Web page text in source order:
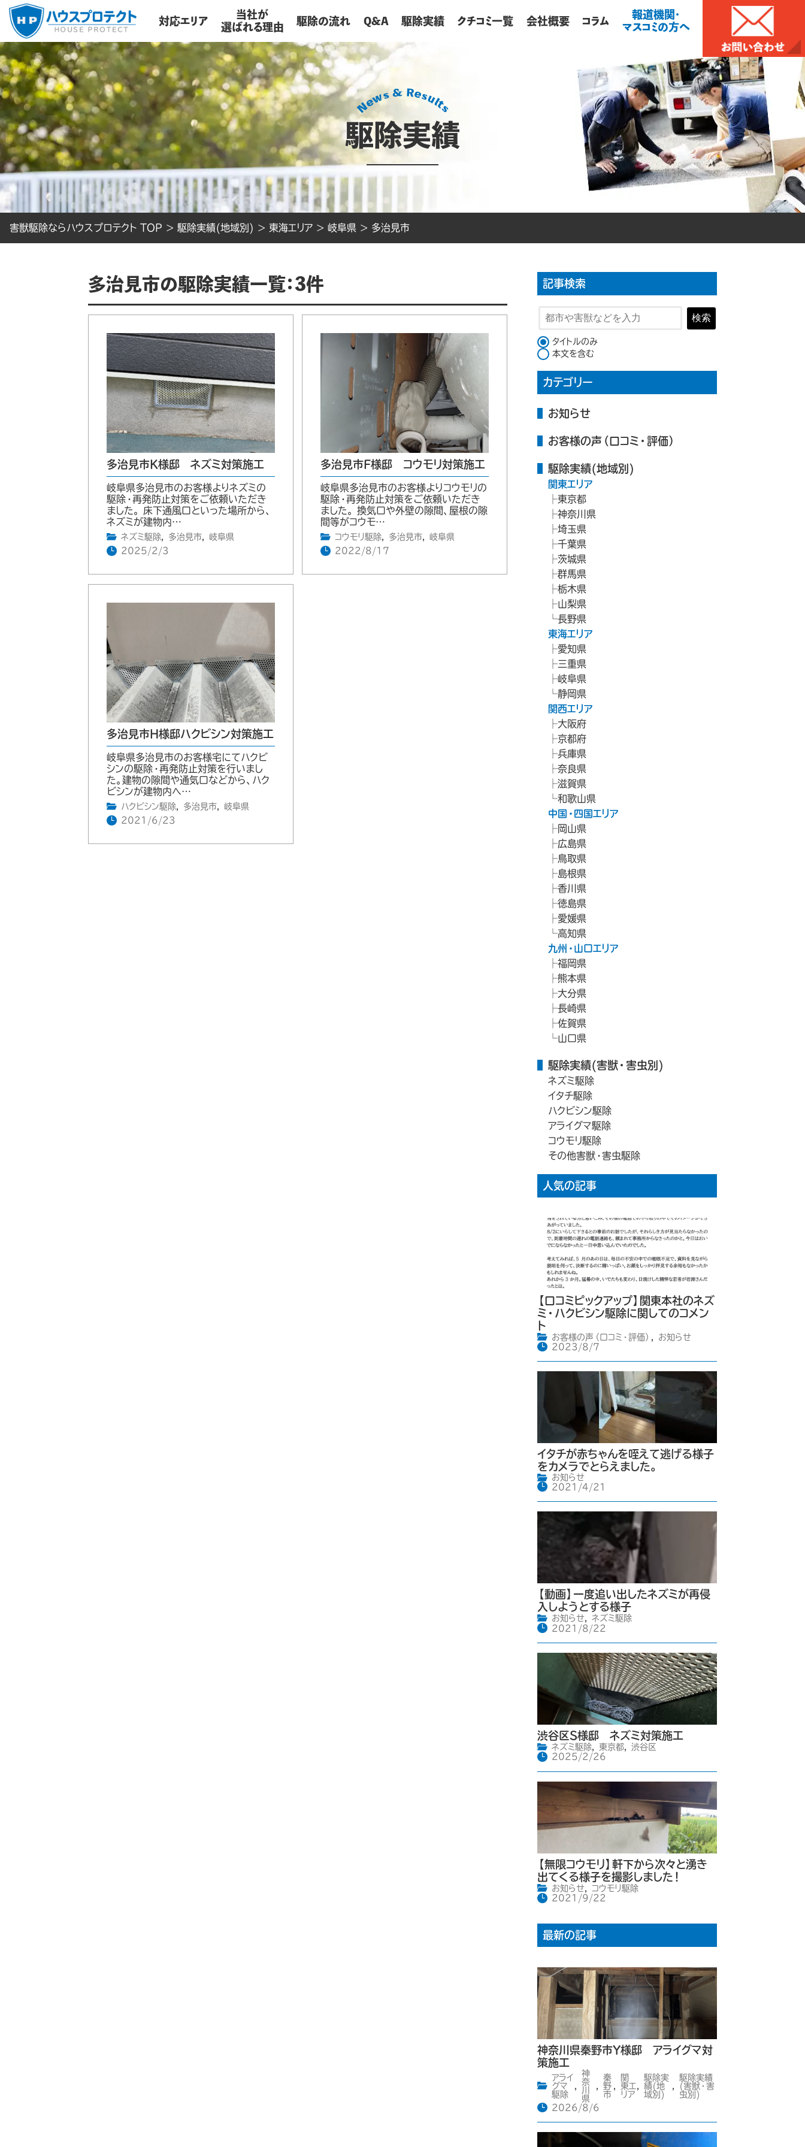
対応エリア
当社が
選ばれる理由
駆除の流れ Q&A 駆除実績 クチコミ一覧 会社概要 コラム
報道機関・
マスコミの方へ
駆除実績
害獣駆除ならハウスプロテクト TOP > 駆除実績(地域別) > 東海エリア > 岐阜県 > 多治見市
多治見市の駆除実績一覧：3件
多治見市K様邸 ネズミ対策施工
岐阜県多治見市のお客様よりネズミの
駆除・再発防止対策をご依頼いただき
ました。 床下通風口といった場所から、
ネズミが建物内…
ネズミ駆除, 多治見市,
岐阜県
2025/2/3
多治見市F様邸 コウモリ対策施工
岐阜県多治見市のお客様よりコウモリの
駆除・再発防止対策をご依頼いただき
ました。 換気口や外壁の隙間、屋根の隙
間等がコウモ…
コウモリ駆除, 多治見市,
岐阜県
2022/8/17
多治見市H様邸ハクビシン対策施工
岐阜県多治見市のお客様宅にてハクビ
シンの駆除・再発防止対策を行いまし
た。建物の隙間や通気口などから、ハク
ビシンが建物内へ…
ハクビシン駆除, 多治見市,
岐阜県
2021/6/23
記事検索
検索
検索対象
タイトルのみ
本文を含む
カテゴリー
お知らせ
お客様の声（口コミ・評価）
駆除実績(地域別)
関東エリア
東京都
神奈川県
埼玉県
千葉県
茨城県
群馬県
栃木県
山梨県
長野県
東海エリア
愛知県
三重県
岐阜県
静岡県
関西エリア
大阪府
京都府
兵庫県
奈良県
滋賀県
和歌山県
中国・四国エリア
岡山県
広島県
鳥取県
島根県
香川県
徳島県
愛媛県
高知県
九州・山口エリア
福岡県
熊本県
大分県
長崎県
佐賀県
山口県
駆除実績(害獣・害虫別)
ネズミ駆除
イタチ駆除
ハクビシン駆除
アライグマ駆除
コウモリ駆除
その他害獣・害虫駆除
人気の記事
【口コミピックアップ】関東本社のネズ
ミ・ハクビシン駆除に関してのコメン
ト
お客様の声（口コミ・評価）
お知らせ
2023/8/7
イタチが赤ちゃんを咥えて逃げる様子
をカメラでとらえました。
お知らせ
2021/4/21
【動画】一度追い出したネズミが再侵
入しようとする様子
お知らせ,
ネズミ駆除
2021/8/22
渋谷区S様邸 ネズミ対策施工
ネズミ駆除, 東京都,
渋谷区
2025/2/26
【無限コウモリ】軒下から次々と湧き
出てくる様子を撮影しました！
お知らせ,
コウモリ駆除
2021/9/22
最新の記事
神奈川県秦野市Y様邸 アライグマ対
策施工
アライ
グマ
駆除
神
奈
川
県
秦
野
市
関
東エ
リア
駆除実
績(地
域別)
駆除実績
(害獣・害
虫別)
2026/8/6